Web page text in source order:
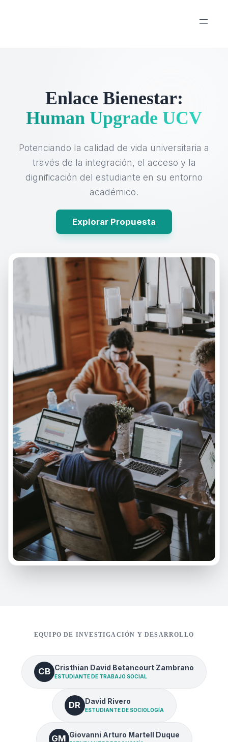
Enlace Bienestar:
Human Upgrade UCV
Potenciando la calidad de vida universitaria a
través de la integración, el acceso y la
dignificación del estudiante en su entorno
académico.
Explorar Propuesta
EQUIPO DE INVESTIGACIÓN Y DESARROLLO
CB Cristhian David Betancourt Zambrano
ESTUDIANTE DE TRABAJO SOCIAL
DR David Rivero
ESTUDIANTE DE SOCIOLOGÍA
GM Giovanni Arturo Martell Duque